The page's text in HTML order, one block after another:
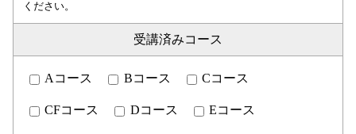
ください。
受講済みコース
Aコース Bコース Cコース
CFコース Dコース Eコース